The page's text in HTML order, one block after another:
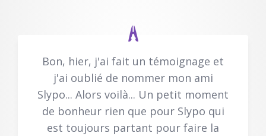
Bon, hier, j'ai fait un témoignage et
j'ai oublié de nommer mon ami
Slypo... Alors voilà... Un petit moment
de bonheur rien que pour Slypo qui
est toujours partant pour faire la